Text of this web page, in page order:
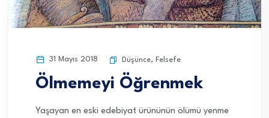
31 Mayıs 2018 Düşünce, Felsefe
Ölmemeyi Öğrenmek
Yaşayan en eski edebiyat ürününün ölümü yenme